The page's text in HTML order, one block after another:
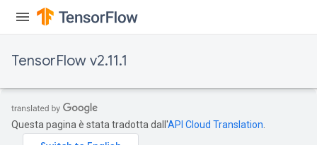
TensorFlow v2.11.1
Questa pagina è stata tradotta dall'API Cloud Translation